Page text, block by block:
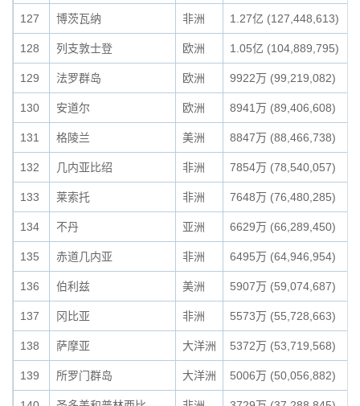
127 博茨瓦纳 非洲 1.27亿 (127,448,613)
128 列支敦士登 欧洲 1.05亿 (104,889,795)
129 法罗群岛 欧洲 9922万 (99,219,082)
130 安道尔 欧洲 8941万 (89,406,608)
131 格陵兰 美洲 8847万 (88,466,738)
132 几内亚比绍 非洲 7854万 (78,540,057)
133 莱索托 非洲 7648万 (76,480,285)
134 不丹 亚洲 6629万 (66,289,450)
135 赤道几内亚 非洲 6495万 (64,946,954)
136 伯利兹 美洲 5907万 (59,074,687)
137 冈比亚 非洲 5573万 (55,728,663)
138 萨摩亚 大洋洲 5372万 (53,719,568)
139 所罗门群岛 大洋洲 5006万 (50,056,882)